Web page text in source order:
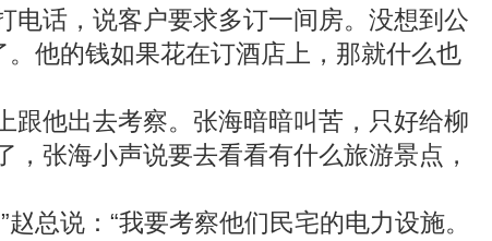
话，说客户要求多订一间房。没想到公
他的钱如果花在订酒店上，那就什么也
他出去考察。张海暗暗叫苦，只好给柳
张海小声说要去看看有什么旅游景点，
说：“我要考察他们民宅的电力设施。